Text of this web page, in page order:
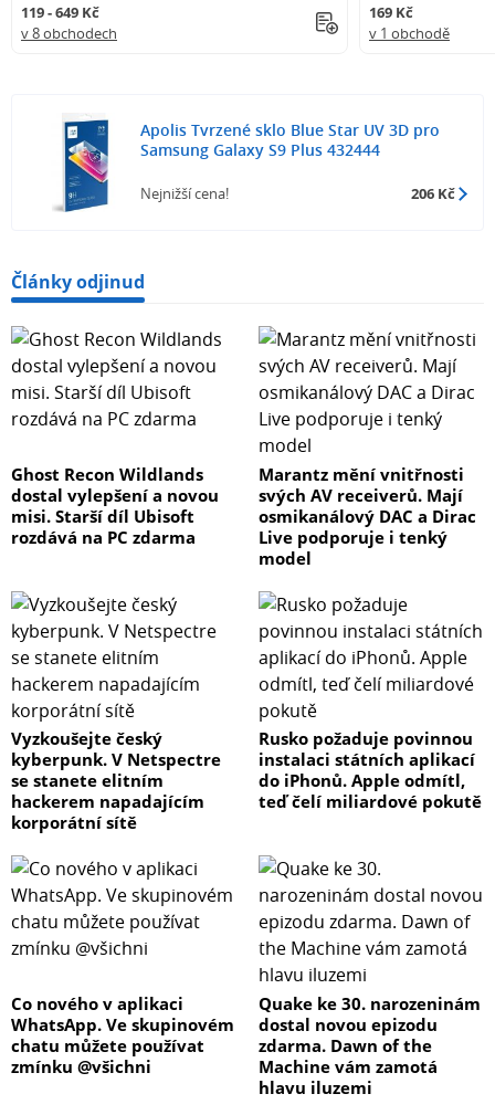
119 - 649 Kč
v 8 obchodech
169 Kč
v 1 obchodě
Apolis Tvrzené sklo Blue Star UV 3D pro
Samsung Galaxy S9 Plus 432444
Nejnižší cena! 206 Kč
Články odjinud
Ghost Recon Wildlands
dostal vylepšení a novou
misi. Starší díl Ubisoft
rozdává na PC zdarma
Marantz mění vnitřnosti
svých AV receiverů. Mají
osmikanálový DAC a Dirac
Live podporuje i tenký
model
Vyzkoušejte český
kyberpunk. V Netspectre
se stanete elitním
hackerem napadajícím
korporátní sítě
Rusko požaduje povinnou
instalaci státních aplikací
do iPhonů. Apple odmítl,
teď čelí miliardové pokutě
Co nového v aplikaci
WhatsApp. Ve skupinovém
chatu můžete používat
zmínku @všichni
Quake ke 30. narozeninám
dostal novou epizodu
zdarma. Dawn of the
Machine vám zamotá
hlavu iluzemi